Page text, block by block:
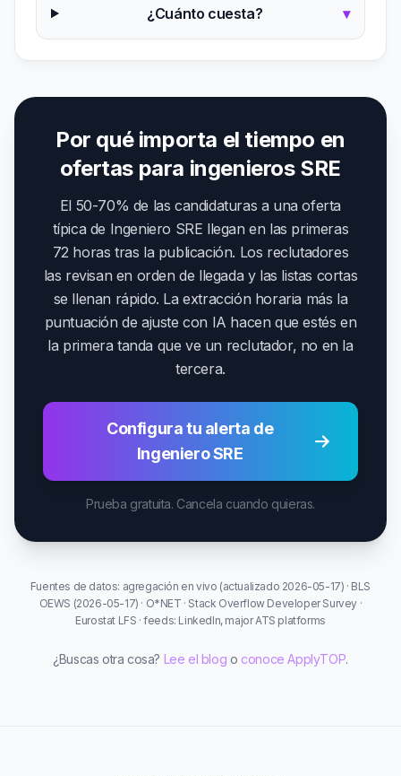
¿Cuánto cuesta? ▾
Por qué importa el tiempo en
ofertas para ingenieros SRE
El 50-70% de las candidaturas a una oferta
típica de Ingeniero SRE llegan en las primeras
72 horas tras la publicación. Los reclutadores
las revisan en orden de llegada y las listas cortas
se llenan rápido. La extracción horaria más la
puntuación de ajuste con IA hacen que estés en
la primera tanda que ve un reclutador, no en la
tercera.
Configura tu alerta de
Ingeniero SRE
Prueba gratuita. Cancela cuando quieras.
Fuentes de datos: agregación en vivo (actualizado 2026-05-17) · BLS
OEWS (2026-05-17) · O*NET · Stack Overflow Developer Survey ·
Eurostat LFS · feeds: LinkedIn, major ATS platforms
¿Buscas otra cosa? Lee el blog o conoce ApplyTOP.